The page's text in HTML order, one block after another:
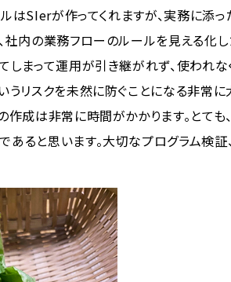
はSIerが作ってくれますが、実務に添
社内の業務フローのルールを見える化し
しまって運用が引き継がれず、使われな
うリスクを未然に防ぐことになる非常
作成は非常に時間がかかります。とても
ると思います。大切なプログラム検証